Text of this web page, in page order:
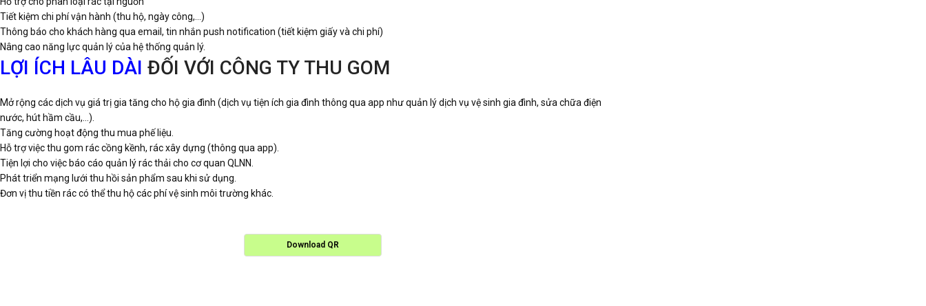
Tiết kiệm chi phí vận hành (thu hộ, ngày công,…)
Thông báo cho khách hàng qua email, tin nhắn push notification (tiết kiệm giấy và chi phí)
Nâng cao năng lực quản lý của hệ thống quản lý.
LỢI ÍCH LÂU DÀI ĐỐI VỚI CÔNG TY THU GOM
Mở rộng các dịch vụ giá trị gia tăng cho hộ gia đình (dịch vụ tiện ích gia đình thông qua app như quản lý dịch vụ vệ sinh gia đình, sửa chữa điện
nước, hút hầm cầu,…).
Tăng cường hoạt động thu mua phế liệu.
Hỗ trợ việc thu gom rác cồng kềnh, rác xây dựng (thông qua app).
Tiện lợi cho việc báo cáo quản lý rác thải cho cơ quan QLNN.
Phát triển mạng lưới thu hồi sản phẩm sau khi sử dụng.
Đơn vị thu tiền rác có thể thu hộ các phí vệ sinh môi trường khác.
Download QR